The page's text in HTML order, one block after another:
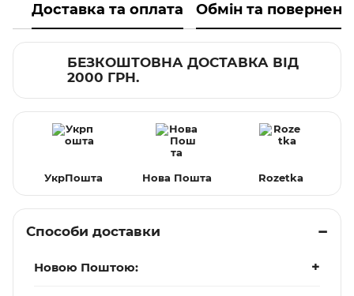
Доставка та оплата Обмін та
БЕЗКОШТОВНА ДОСТАВКА ВІД
2000 ГРН.
УкрПошта Нова Пошта Rozetka
Способи доставки
Новою Поштою: